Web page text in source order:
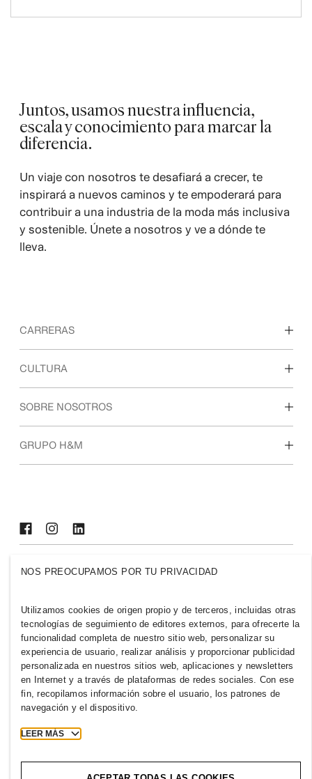
Juntos, usamos nuestra influencia,
escala y conocimiento para marcar la
diferencia.
Un viaje con nosotros te desafiará a crecer, te
inspirará a nuevos caminos y te empoderará para
contribuir a una industria de la moda más inclusiva
y sostenible. Únete a nosotros y ve a dónde te
lleva.
CARRERAS
Descubre nuestras áreas de trabajo
CULTURA
Nuestra cultura y beneficios
SOBRE NOSOTROS
Quiénes somos
GRUPO H&M
CHILE
Cookies Cookie Settings
H&M.com
2026 H & M Hennes and Mauritz AB.
The
NOS PREOCUPAMOS POR TU PRIVACIDAD
Utilizamos cookies de origen propio y de terceros, incluidas otras
tecnologías de seguimiento de editores externos, para ofrecerte la
funcionalidad completa de nuestro sitio web, personalizar su
experiencia de usuario, realizar análisis y proporcionar publicidad
personalizada en nuestros sitios web, aplicaciones y newsletters
en Internet y a través de plataformas de redes sociales. Con ese
fin, recopilamos información sobre el usuario, los patrones de
navegación y el dispositivo.
LEER MÁS